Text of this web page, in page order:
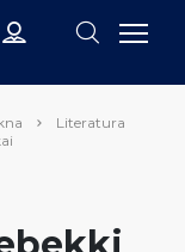
Literatura